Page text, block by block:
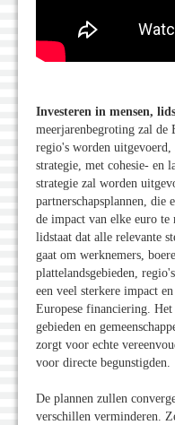
Investeren in mensen,
meerjarenbegroting zal de
regio's worden uitgevoerd,
strategie, met cohesie- en
strategie zal worden
partnerschapsplannen, die
de impact van elke euro
lidstaat dat alle relevante
gaat om werknemers,
plattelandsgebieden,
een veel sterkere impact
Europese financiering.
gebieden en
zorgt voor echte
voor directe begunstigden.
De plannen zullen
verschillen verminderen.